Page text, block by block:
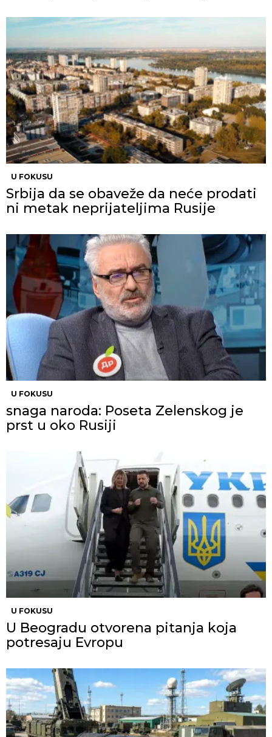
U FOKUSU
Srbija da se obaveže da neće prodati
ni metak neprijateljima Rusije
U FOKUSU
snaga naroda: Poseta Zelenskog je
prst u oko Rusiji
U FOKUSU
U Beogradu otvorena pitanja koja
potresaju Evropu